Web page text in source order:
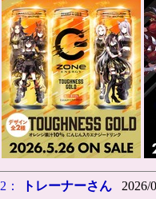
2： トレーナーさん 2026/